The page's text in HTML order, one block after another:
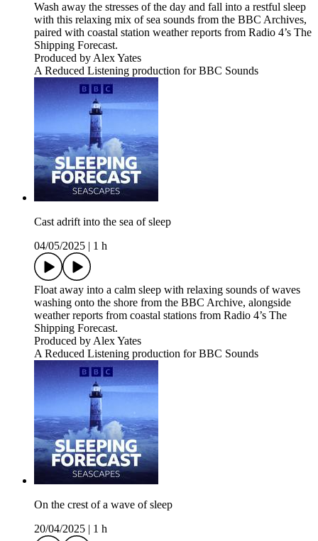
Wash away the stresses of the day and fall into a restful sleep
with this relaxing mix of sea sounds from the BBC Archives,
paired with coastal station weather reports from Radio 4’s The
Shipping Forecast.
Produced by Alex Yates
A Reduced Listening production for BBC Sounds
Cast adrift into the sea of sleep
04/05/2025
1 h
Float away into a calm sleep with relaxing sounds of waves
washing onto the shore from the BBC Archive, alongside
weather reports from coastal stations from Radio 4’s The
Shipping Forecast.
Produced by Alex Yates
A Reduced Listening production for BBC Sounds
On the crest of a wave of sleep
20/04/2025
1 h